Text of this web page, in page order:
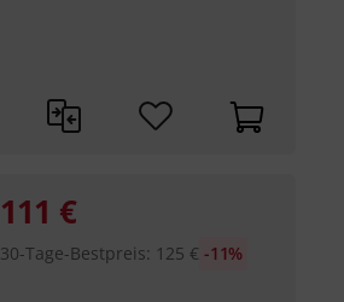
111 €
30-Tage-Bestpreis: 125 € -11%